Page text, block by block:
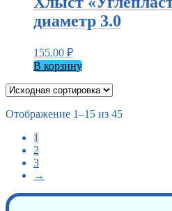
диаметр 3.0
155,00 ₽
В корзину
Отображение 1–15 из 45
1
2
3
→